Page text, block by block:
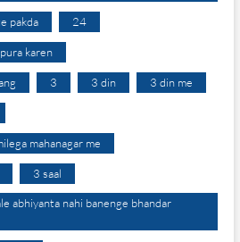
pakda 24
karen
3 3 din 3 din me
mahanagar me
3 saal
abhiyanta nahi banenge bhandar